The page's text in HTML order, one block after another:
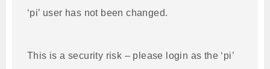
‘pi’ user has not been changed.
This is a security risk – please login as the ‘pi’